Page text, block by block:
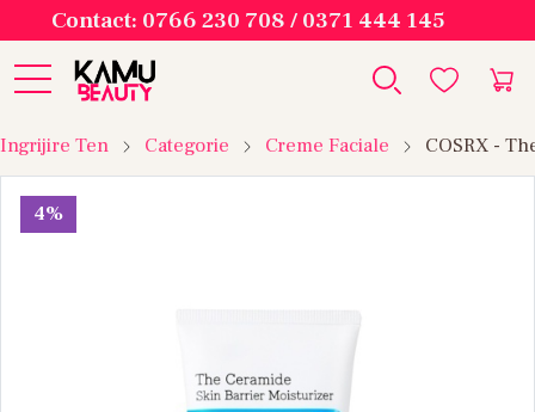
Contact: 0766 230 708 / 0371 444 145
Ingrijire Ten Categorie Creme Faciale COSRX -
4%